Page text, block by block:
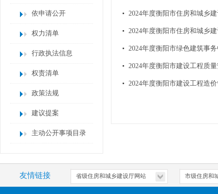
依申请公开
权力清单
行政执法信息
权责清单
政策法规
建议提案
主动公开事项目录
2024年度衡阳市住房和城乡
2024年度衡阳市住房和城乡
2024年度衡阳市绿色建筑事
2024年度衡阳市建设工程质
2024年度衡阳市建设工程造
友情链接